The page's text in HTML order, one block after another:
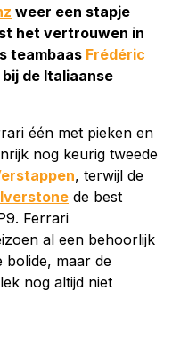
weer een stapje
het vertrouwen in
teambaas Frédéric
de Italiaanse
één met pieken en
nog keurig tweede
, terwijl de
de best
Ferrari
al een behoorlijk
bolide, maar de
nog altijd niet